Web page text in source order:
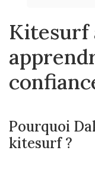
Kitesurf
Pourquoi
kitesurf ?